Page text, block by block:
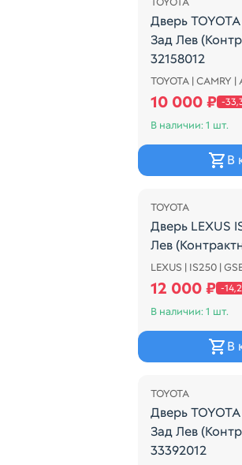
Дверь
Зад Лев
32158012
COLOR - 1C8
TOYOTA | CAMRY |
10 000 ₽ -
В наличии: 1 шт.
В
Распродажа
TOYOTA
Дверь LEXUS
Лев
COLOR - 074
LEXUS | IS250 |
12 000 ₽ -
В наличии: 1 шт.
В
Распродажа
TOYOTA
Дверь
Зад Лев
33392012